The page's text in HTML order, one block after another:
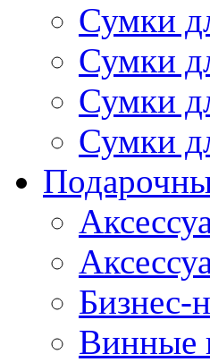
Сумки
Сумки
Сумки
Сумки
Бизнес-
Винные